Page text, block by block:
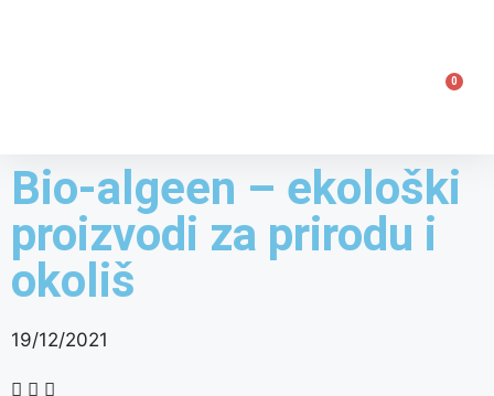
0
Bio-algeen – ekološki
proizvodi za prirodu i
okoliš
19/12/2021